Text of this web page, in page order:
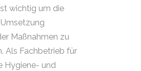
wichtig um die
Maßnahmen zu
Als Fachbetrieb für
Hygiene- und